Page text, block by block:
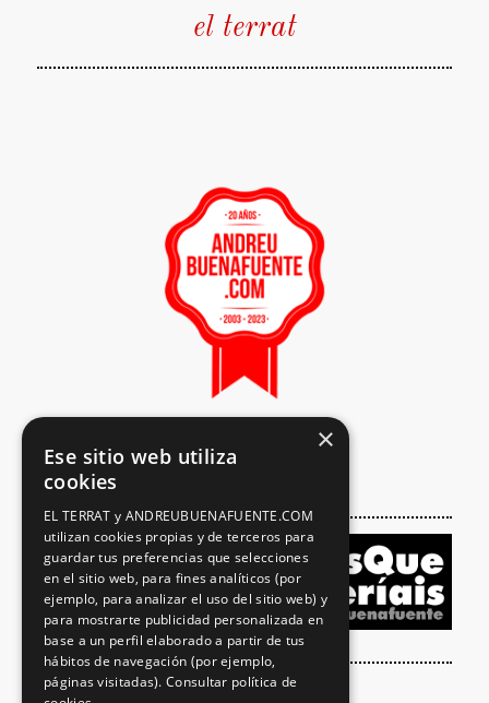
el terrat
×
Ese sitio web utiliza
cookies
EL TERRAT y ANDREUBUENAFUENTE.COM
utilizan cookies propias y de terceros para
guardar tus preferencias que selecciones
en el sitio web, para fines analíticos (por
ejemplo, para analizar el uso del sitio web) y
para mostrarte publicidad personalizada en
base a un perfil elaborado a partir de tus
hábitos de navegación (por ejemplo,
páginas visitadas).Consultar política de